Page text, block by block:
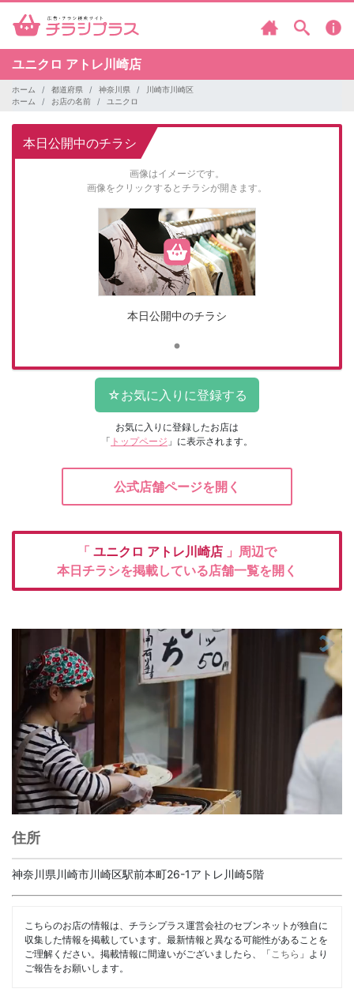
ユニクロ アトレ川崎店
ホーム 都道府県 神奈川県
川崎市川崎区
ホーム
お店の名前 ユニクロ
本日公開中のチラシ
画像はイメージです。
画像をクリックするとチラシが開きます。
本日公開中のチラシ
お気に入りに登録したお店は
「 トップページ 」に表示されます。
公式店舗ページを開く
「 ユニクロ アトレ川崎店 」周辺で
本日チラシを掲載している店舗一覧を開く
住所
神奈川県川崎市川崎区駅前本町26-1アトレ川崎5階
こちらのお店の情報は、チラシプラス運営会社のセブンネットが独自に
収集した情報を掲載しています。最新情報と異なる可能性があることを
ご理解ください。掲載情報に間違いがございましたら、「 こちら 」より
ご報告をお願いします。